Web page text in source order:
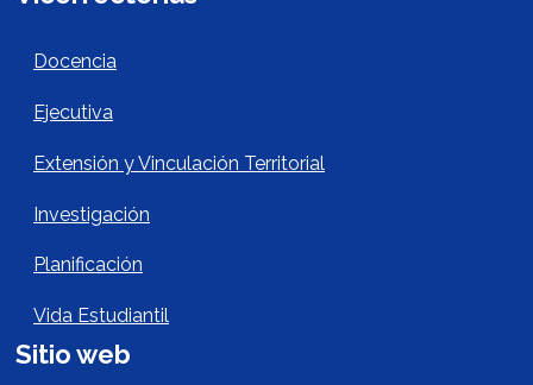
Vicerrectorías
Docencia
Ejecutiva
Extensión y Vinculación Territorial
Investigación
Planificación
Vida Estudiantil
Sitio web